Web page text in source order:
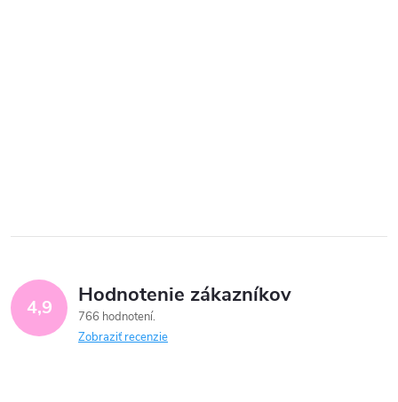
4,9 Hodnotenie zákazníkov
766 hodnotení
Zobraziť recenzie